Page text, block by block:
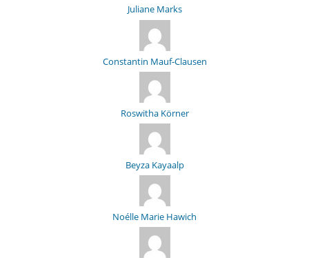
Juliane Marks
Constantin Mauf-Clausen
Roswitha Körner
Beyza Kayaalp
Noélle Marie Hawich